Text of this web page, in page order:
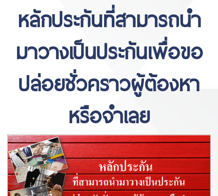
หลักประกันที่สามารถนำ
มาวางเป็นประกันเพื่อขอ
ปล่อยชั่วคราวผู้ต้องหา
หรือจำเลย